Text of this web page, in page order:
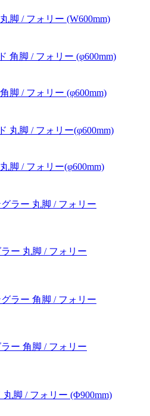
脚 / フォリー (W600mm)
脚 / フォリー (φ600mm)
脚 / フォリー(φ600mm)
ー 丸脚 / フォリー
ー 角脚 / フォリー